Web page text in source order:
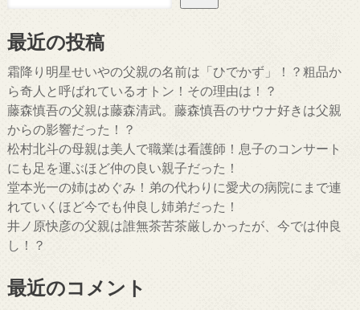
最近の投稿
霜降り明星せいやの父親の名前は「ひでかず」！？粗品か
ら奇人と呼ばれているオトン！その理由は！？
藤森慎吾の父親は藤森清武。藤森慎吾のサウナ好きは父親
からの影響だった！？
松村北斗の母親は美人で職業は看護師！息子のコンサート
にも足を運ぶほど仲の良い親子だった！
堂本光一の姉はめぐみ！弟の代わりに愛犬の病院にまで連
れていくほど今でも仲良し姉弟だった！
井ノ原快彦の父親は誰無茶苦茶厳しかったが、今では仲良
し！？
最近のコメント